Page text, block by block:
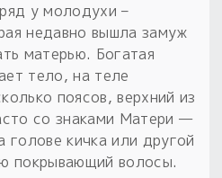
у молодухи –
недавно вышла замуж
матерью. Богатая
тело, на теле
поясов, верхний из
со знаками Матери —
голове кичка или другой
покрывающий волосы.